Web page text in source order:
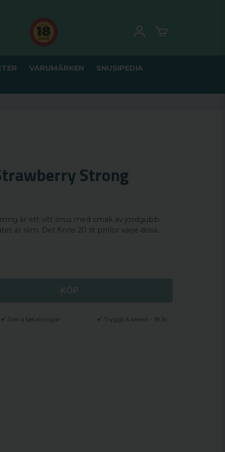
VARUMÄRKEN SNUSIPEDIA
Strong
är ett vitt snus med smak av jordgubb.
är slim. Det finns 20 st prillor varje dosa.
✔ Säkra betalningar ✔ Tryggt & säkert - 18 år